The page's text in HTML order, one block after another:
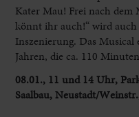
Kater Mau! Frei nach dem
könnt ihr auch!“ wird
Inszenierung. Das
Jahren, die ca. 110
08.01., 11 und 14 Uhr,
Saalbau, Neustadt/